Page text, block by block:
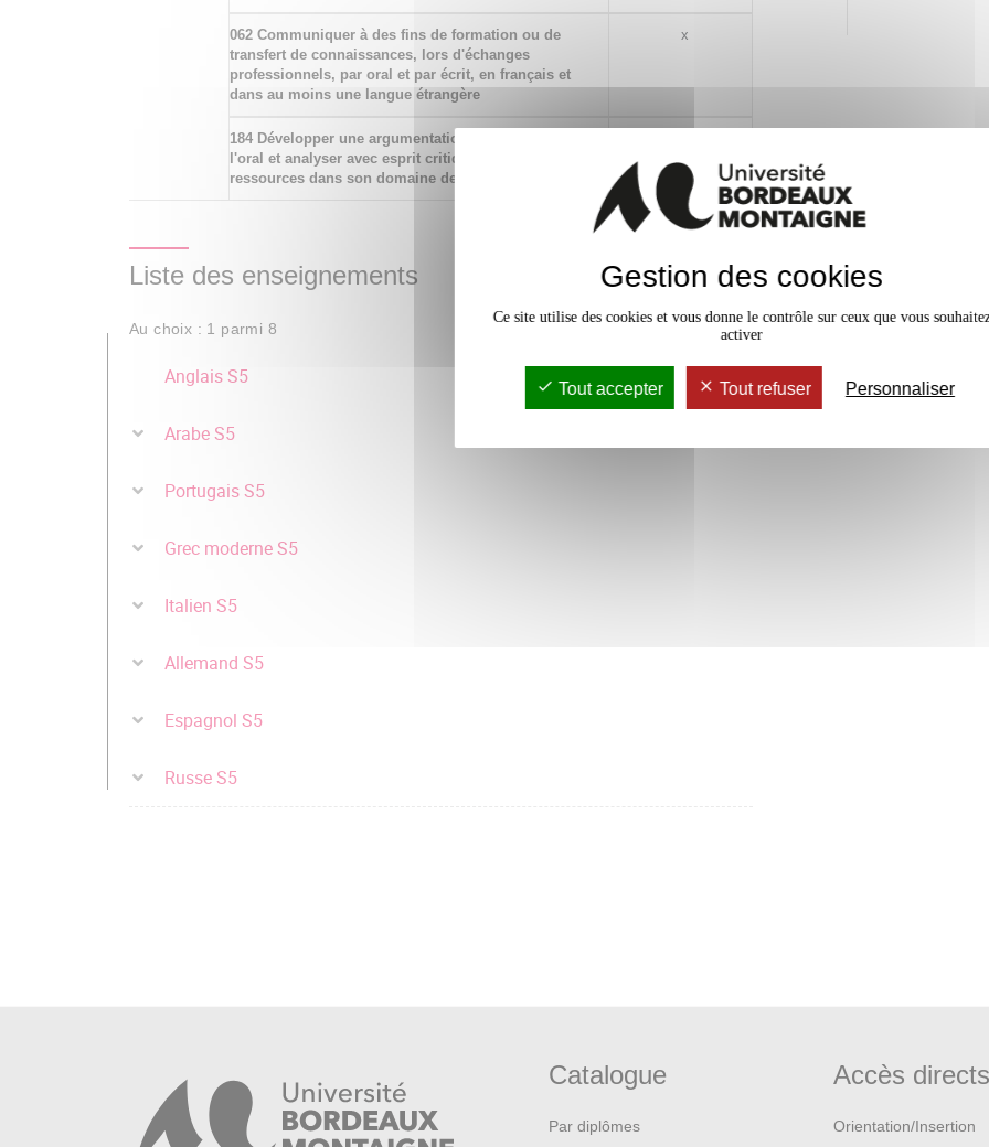
062 Communiquer à des fins de formation ou de
transfert de connaissances, lors d'échanges
professionnels, par oral et par écrit, en français et
dans au moins une langue étrangère
x
184 Développer une argumentation à l'écrit comme à
l'oral et analyser avec esprit critique diverses
ressources dans son domaine de spécialité
Liste des enseignements
Au choix : 1 parmi 8
Anglais S5
Arabe S5
Portugais S5
Grec moderne S5
Italien S5
Allemand S5
Espagnol S5
Russe S5
Catalogue
Par diplômes
Accès
Orientation/Insertion
Gestion des cookies
Ce site utilise des cookies et vous donne le contrôle sur ceux que vous
activer
Tout accepter Tout refuser Personnaliser